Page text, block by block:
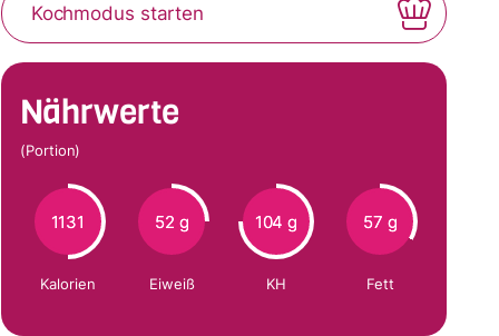
Kochmodus starten
Nährwerte
(Portion)
1131
Kalorien
52 g
Eiweiß
104 g
KH
57 g
Fett